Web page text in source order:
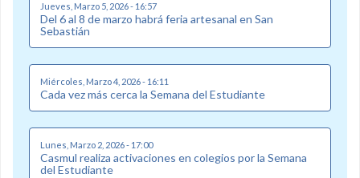
Jueves, Marzo 5, 2026 - 16:57
Del 6 al 8 de marzo habrá feria artesanal en San
Sebastián
Miércoles, Marzo 4, 2026 - 16:11
Cada vez más cerca la Semana del Estudiante
Lunes, Marzo 2, 2026 - 17:00
Casmul realiza activaciones en colegios por la Semana
del Estudiante